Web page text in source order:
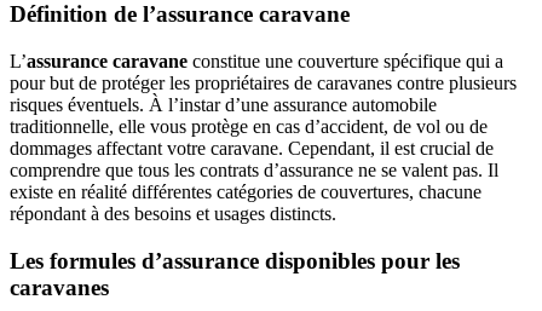
Définition de l’assurance caravane
L’assurance caravane constitue une couverture spécifique qui a
pour but de protéger les propriétaires de caravanes contre plusieurs
risques éventuels. À l’instar d’une assurance automobile
traditionnelle, elle vous protège en cas d’accident, de vol ou de
dommages affectant votre caravane. Cependant, il est crucial de
comprendre que tous les contrats d’assurance ne se valent pas. Il
existe en réalité différentes catégories de couvertures, chacune
répondant à des besoins et usages distincts.
Les formules d’assurance disponibles pour les
caravanes